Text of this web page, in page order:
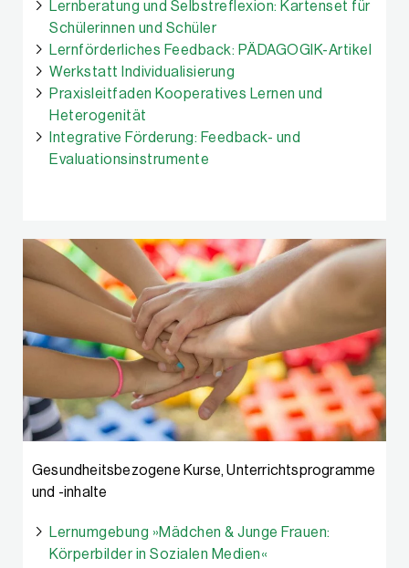
Lernberatung und Selbstreflexion: Kartenset für
Schülerinnen und Schüler
Lernförderliches Feedback: PÄDAGOGIK-Artikel
Werkstatt Individualisierung
Praxisleitfaden Kooperatives Lernen und
Heterogenität
Integrative Förderung: Feedback- und
Evaluationsinstrumente
Gesundheitsbezogene Kurse, Unterrichtsprogramme
und -inhalte
Lernumgebung »Mädchen & Junge Frauen:
Körperbilder in Sozialen Medien«